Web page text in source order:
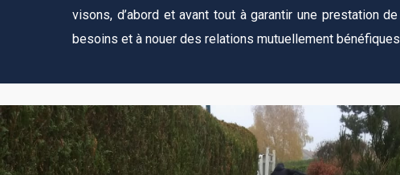
visons, d’abord et avant tout à garantir une prestation
besoins et à nouer des relations mutuellement